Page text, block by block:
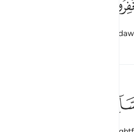
and pray for forgiveness before
١٩
١٩